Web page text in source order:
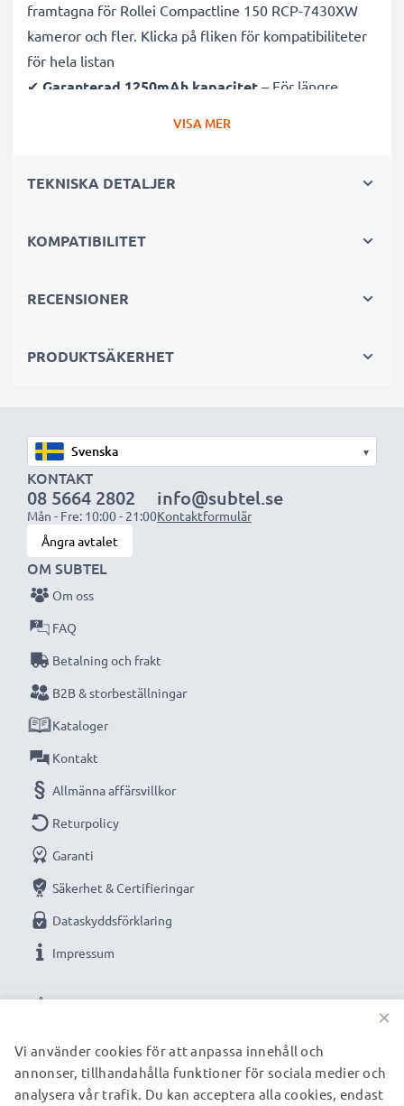
framtagna för Rollei Compactline 150 RCP-7430XW
kameror och fler. Klicka på fliken för kompatibiliteter
för hela listan
✔ Garanterad 1250mAh kapacitet – För längre
✔Hög kvalitet & säkerhet
✔Enkel installation & perfekt passform
– Fungerar
OBS:Ladda batterierna helt innan första användning
Varje CELLONIC batteri genomgår noggranna
tester för bästa prestanda och hållbarhet. Beställ
nu – snabb leverans & 3 års garanti!
VISA MER
TEKNISKA DETALJER
KOMPATIBILITET
RECENSIONER
PRODUKTSÄKERHET
▾
KONTAKT
08 5664 2802
Mån - Fre: 10:00 - 21:00
info@subtel.se
Kontaktformulär
Ångra avtalet
VÅRA BETALNINGSALTERNATIV
OM SUBTEL
Om oss
FAQ
Betalning och frakt
B2B & storbeställningar
Kataloger
Kontakt
Allmänna affärsvillkor
Returpolicy
Garanti
Säkerhet & Certifieringar
Dataskyddsförklaring
Impressum
VÅRA FRAKTPARTNERS
×
Vi använder cookies för att anpassa innehåll och
annonser, tillhandahålla funktioner för sociala medier och
analysera vår trafik. Du kan acceptera alla cookies, endast